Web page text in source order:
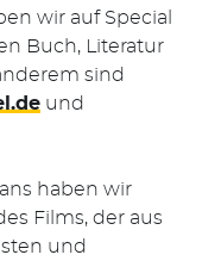
wir auf Special
Buch, Literatur
sind
und
haben wir
Films, der aus
und